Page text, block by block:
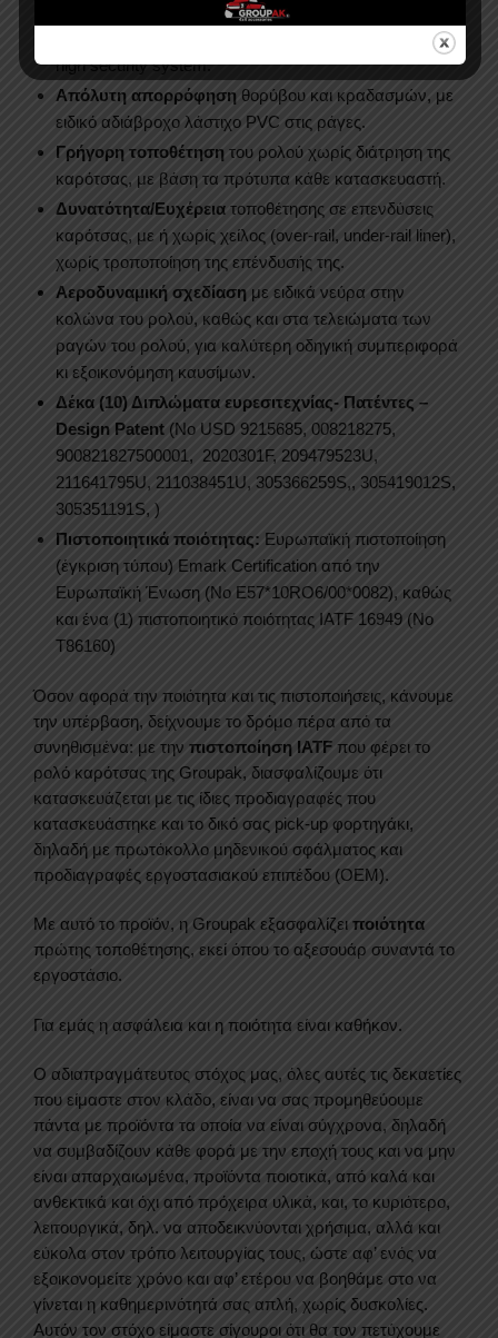
καιρικές συνθήκες, ακόμα και στις πιο αντίξοες. Στο
σετ περιλαμβάνονται δύο (2) κλειδιά ασφαλείας τύπου
high security system.
Απόλυτη απορρόφηση θορύβου και κραδασμών, με
ειδικό αδιάβροχο λάστιχο PVC στις ράγες.
Γρήγορη τοποθέτηση του ρολού χωρίς διάτρηση της
καρότσας, με βάση τα πρότυπα κάθε κατασκευαστή.
Δυνατότητα/Ευχέρεια τοποθέτησης σε επενδύσεις
καρότσας, με ή χωρίς χείλος (over-rail, under-rail liner),
χωρίς τροποποίηση της επένδυσής της.
Αεροδυναμική σχεδίαση με ειδικά νεύρα στην
κολώνα του ρολού, καθώς και στα τελειώματα των
ραγών του ρολού, για καλύτερη οδηγική συμπεριφορά
κι εξοικονόμηση καυσίμων.
Δέκα (10) Διπλώματα ευρεσιτεχνίας- Πατέντες –
Design Patent (Νο USD 9215685, 008218275,
900821827500001, 2020301F, 209479523U,
211641795U, 211038451U, 305366259S,, 305419012S,
305351191S, )
Πιστοποιητικά ποιότητας: Eυρωπαϊκή πιστοποίηση
(έγκριση τύπου) Emark Certification από την
Eυρωπαϊκή Ένωση (No E57*10RO6/00*0082), καθώς
και ένα (1) πιστοποιητικό ποιότητας IATF 16949 (Νο
Τ86160)
Όσον αφορά την ποιότητα και τις πιστοποιήσεις, κάνουμε
την υπέρβαση, δείχνουμε το δρόμο πέρα από τα
συνηθισμένα: με την πιστοποίηση IATF που φέρει το
ρολό καρότσας της Groupak, διασφαλίζουμε ότι
κατασκευάζεται με τις ίδιες προδιαγραφές που
κατασκευάστηκε και το δικό σας pick-up φορτηγάκι,
δηλαδή με πρωτόκολλο μηδενικού σφάλματος και
προδιαγραφές εργοστασιακού επιπέδου (OEM).
Με αυτό το προϊόν, η Groupak εξασφαλίζει ποιότητα
πρώτης τοποθέτησης, εκεί όπου το αξεσουάρ συναντά το
εργοστάσιο.
Για εμάς η ασφάλεια και η ποιότητα είναι καθήκον.
Ο αδιαπραγμάτευτος στόχος μας, όλες αυτές τις δεκαετίες
που είμαστε στον κλάδο, είναι να σας προμηθεύουμε
πάντα με προϊόντα τα οποία να είναι σύγχρονα, δηλαδή
να συμβαδίζουν κάθε φορά με την εποχή τους και να μην
είναι απαρχαιωμένα, προϊόντα ποιοτικά, από καλά και
ανθεκτικά και όχι από πρόχειρα υλικά, και, το κυριότερο,
λειτουργικά, δηλ. να αποδεικνύονται χρήσιμα, αλλά και
εύκολα στον τρόπο λειτουργίας τους, ώστε αφ’ ενός να
εξοικονομείτε χρόνο και αφ’ ετέρου να βοηθάμε στο να
γίνεται η καθημερινότητά σας απλή, χωρίς δυσκολίες.
Αυτόν τον στόχο είμαστε σίγουροι ότι θα τον πετύχουμε